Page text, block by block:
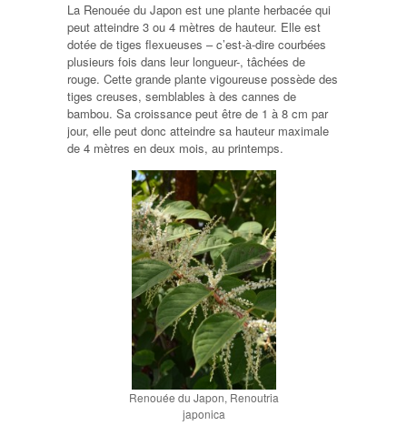
La Renouée du Japon est une plante herbacée qui
peut atteindre 3 ou 4 mètres de hauteur. Elle est
dotée de tiges flexueuses – c’est-à-dire courbées
plusieurs fois dans leur longueur-, tâchées de
rouge. Cette grande plante vigoureuse possède des
tiges creuses, semblables à des cannes de
bambou. Sa croissance peut être de 1 à 8 cm par
jour, elle peut donc atteindre sa hauteur maximale
de 4 mètres en deux mois, au printemps.
Renouée du Japon, Renoutria
japonica